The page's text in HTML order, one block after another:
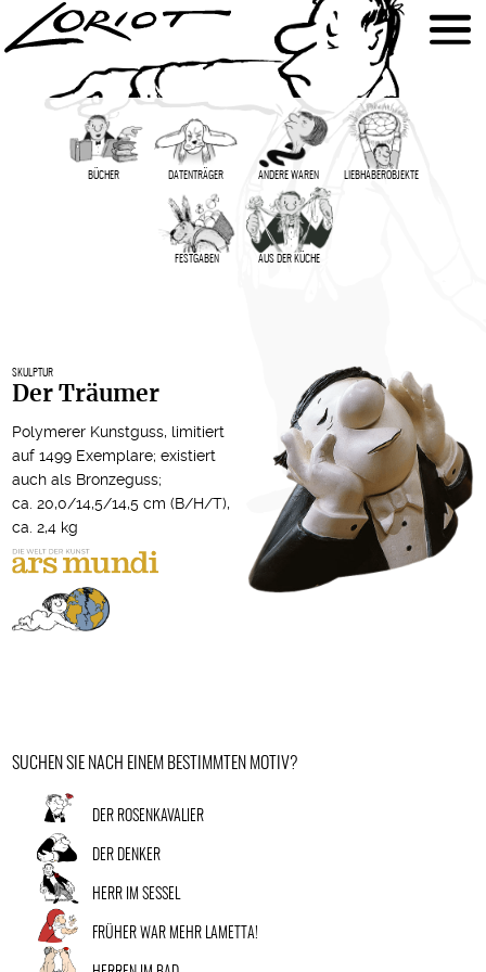
BÜCHER DATENTRÄGER ANDERE WAREN LIEBHABER­OBJEKTE
FESTGABEN AUS DER KÜCHE
SKULPTUR
Der Träumer
Polymerer Kunstguss, limitiert
auf 1499 Exemplare; existiert
auch als Bronzeguss;
ca. 20,0/14,5/14,5 cm (B/H/T),
ca. 2,4 kg
SUCHEN SIE NACH EINEM BESTIMMTEN MOTIV?
DER ROSENKAVALIER
DER DENKER
HERR IM SESSEL
FRÜHER WAR MEHR LAMETTA!